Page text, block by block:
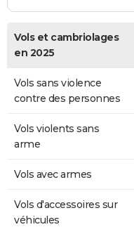
Vols et cambriolages
en 2025
Vols sans violence
contre des personnes
Vols violents sans
arme
Vols avec armes
Vols d'accessoires sur
véhicules